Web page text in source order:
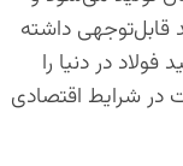
قابل‌توجهی داشته
در دنیا را
در شرایط اقتصادی